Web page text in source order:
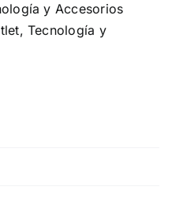
y Accesorios
, Tecnología y